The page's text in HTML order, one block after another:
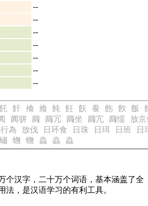
--
--
--
--
--
--
--
飥 飦 飧 飨 飩 飪 飫 飬 飭 飮 飯
阗骈 阘 阘冗 阘坐 阘宂 阘懦
放
為 放伐 日环食 日珠 日珥 日班
日
蟰 蟱 蟱 蟲 蟲 蟲
个汉字，二十万个词语，基本涵盖了全
法，是汉语学习的有利工具。